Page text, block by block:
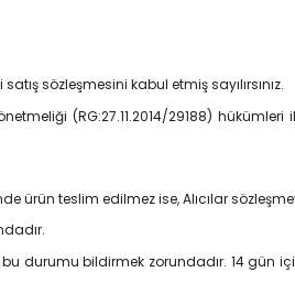
sözleşmesini kabul etmiş sayılırsınız.
(RG:27.11.2014/29188)
ürün teslim edilmez ise, Alıcılar
durumu bildirmek zorundadır. 14 gün